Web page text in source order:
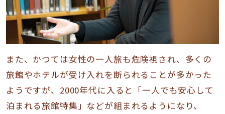
また、かつては女性の一人旅も危険視され、多くの
旅館やホテルが受け入れを断られることが多かった
ようですが、2000年代に入ると「一人でも安心して
泊まれる旅館特集」などが組まれるようになり、